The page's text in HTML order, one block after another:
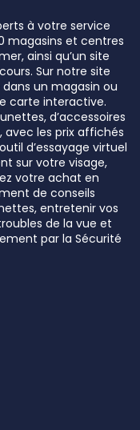
à votre service
magasins et centres
ainsi qu’un site
Sur notre site
un magasin ou
carte interactive.
d’accessoires
avec les prix affichés
d’essayage virtuel
sur votre visage,
votre achat en
de conseils
entretenir vos
de la vue et
par la Sécurité